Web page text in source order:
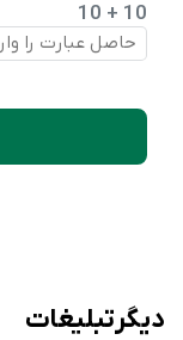
10 + 10
دیگر تبلیغات